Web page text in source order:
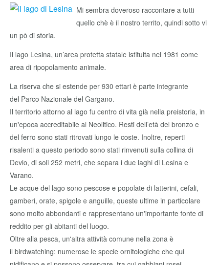
Mi sembra doveroso raccontare a tutti
quello chè è il nostro territo, quindi sotto vi
un pò di storia.
Il lago Lesina, un’area protetta statale istituita nel 1981 come
area di ripopolamento animale.
La riserva che si estende per 930 ettari è parte integrante
del Parco Nazionale del Gargano.
Il territorio attorno al lago fu centro di vita già nella preistoria, in
un'epoca accreditabile al Neolitico. Resti dell’età del bronzo e
del ferro sono stati ritrovati lungo le coste. Inoltre, reperti
risalenti a questo periodo sono stati rinvenuti sulla collina di
Devio, di soli 252 metri, che separa i due laghi di Lesina e
Varano.
Le acque del lago sono pescose e popolate di latterini, cefali,
gamberi, orate, spigole e anguille, queste ultime in particolare
sono molto abbondanti e rappresentano un'importante fonte di
reddito per gli abitanti del luogo.
Oltre alla pesca, un'altra attività comune nella zona è
il birdwatching: numerose le specie ornitologiche che qui